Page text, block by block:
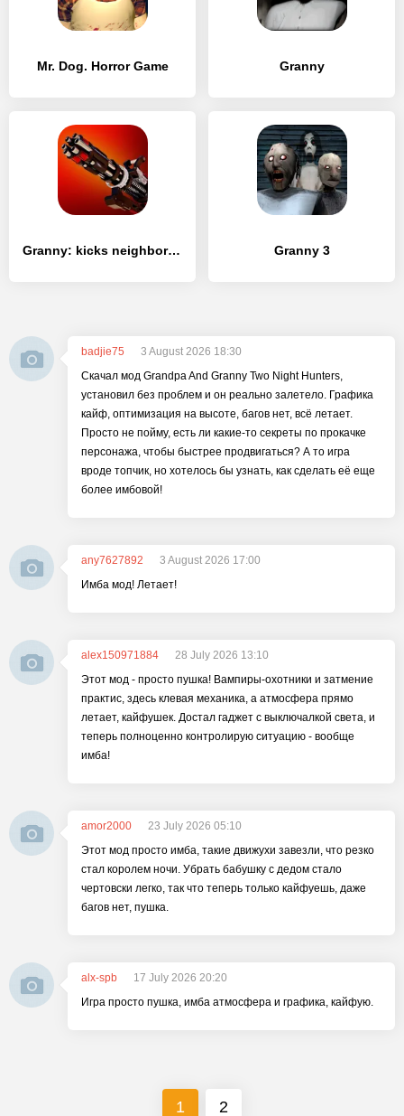
Mr. Dog. Horror Game Granny
Granny: kicks neighbor's house Granny 3
badjie75
3 August 2026 18:30
Скачал мод Grandpa And Granny Two Night Hunters,
установил без проблем и он реально залетело. Графика
кайф, оптимизация на высоте, багов нет, всё летает.
Просто не пойму, есть ли какие-то секреты по прокачке
персонажа, чтобы быстрее продвигаться? А то игра
вроде топчик, но хотелось бы узнать, как сделать её еще
более имбовой!
any7627892
3 August 2026 17:00
Имба мод! Летает!
alex150971884
28 July 2026 13:10
Этот мод - просто пушка! Вампиры-охотники и затмение
практис, здесь клевая механика, а атмосфера прямо
летает, кайфушек. Достал гаджет с выключалкой света, и
теперь полноценно контролирую ситуацию - вообще
имба!
amor2000
23 July 2026 05:10
Этот мод просто имба, такие движухи завезли, что резко
стал королем ночи. Убрать бабушку с дедом стало
чертовски легко, так что теперь только кайфуешь, даже
багов нет, пушка.
alx-spb
17 July 2026 20:20
Игра просто пушка, имба атмосфера и графика, кайфую.
1 2